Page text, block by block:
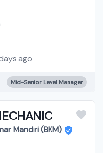
ago
Mid-Senior Level Manager
Mandiri (BKM)